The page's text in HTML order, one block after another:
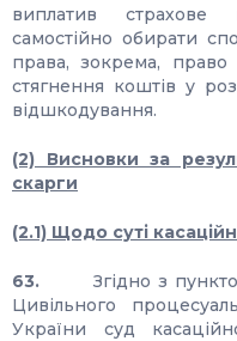
виплатив страхове
самостійно обирати
права, зокрема,
стягнення коштів у
відшкодування.
(2) Висновки за
скарги
(2.1) Щодо суті
63. Згідно з
Цивільного
України суд